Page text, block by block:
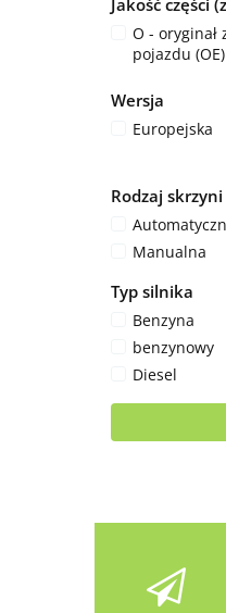
Jakość części
O - oryginał
pojazdu (OE)
Wersja
Europejska
Rodzaj skrzyni
Manualna
Typ silnika
Benzyna
benzynowy
Diesel